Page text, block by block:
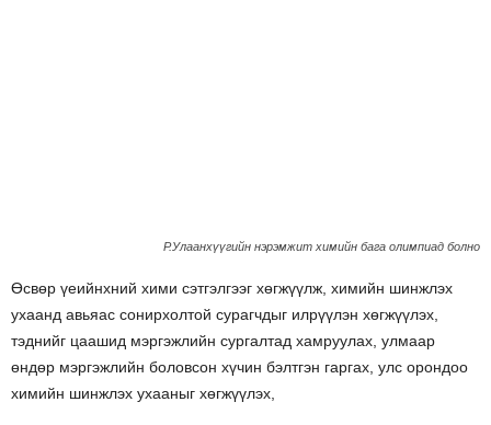
Р.Улаанхүүгийн нэрэмжит химийн бага олимпиад болно
Өсвөр үеийнхний хими сэтгэлгээг хөгжүүлж, химийн шинжлэх
ухаанд авьяас сонирхолтой сурагчдыг илрүүлэн хөгжүүлэх,
тэднийг цаашид мэргэжлийн сургалтад хамруулах, улмаар
өндөр мэргэжлийн боловсон хүчин бэлтгэн гаргах, улс орондоо
химийн шинжлэх ухааныг хөгжүүлэх,